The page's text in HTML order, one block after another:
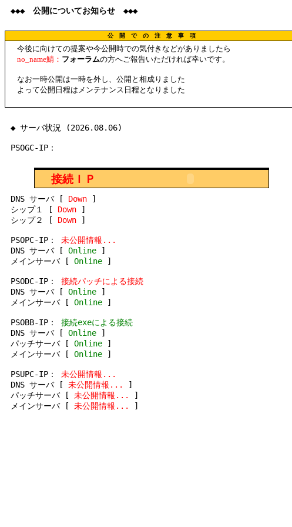
◆◆◆ 公開についてお知らせ ◆◆◆
公 開 で の 注 意 事 項
今後に向けての提案や今公開時での気付きなどがありましたら
no_name鯖： フォーラムの方へご報告いただければ幸いです。
なお一時公開は一時を外し、公開と相成りました
よって公開日程はメンテナンス日程となりました
◆ サーバ状況 (2026.08.06)
PSOGC-IP：
接続ＩＰ
DNS サーバ [ Down ]
シップ１ [ Down ]
シップ２ [ Down ]
PSOPC-IP： 未公開情報...
DNS サーバ [ Online ]
メインサーバ [ Online ]
PSODC-IP： 接続パッチによる接続
DNS サーバ [ Online ]
メインサーバ [ Online ]
PSOBB-IP： 接続exeによる接続
DNS サーバ [ Online ]
パッチサーバ [ Online ]
メインサーバ [ Online ]
PSUPC-IP： 未公開情報...
DNS サーバ [ 未公開情報...
]
パッチサーバ [ 未公開情報...
]
メインサーバ [ 未公開情報... ]